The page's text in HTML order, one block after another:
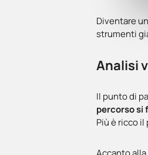
Diventare
strumenti
Analisi
Il punto di
percorso si
Più è ricco